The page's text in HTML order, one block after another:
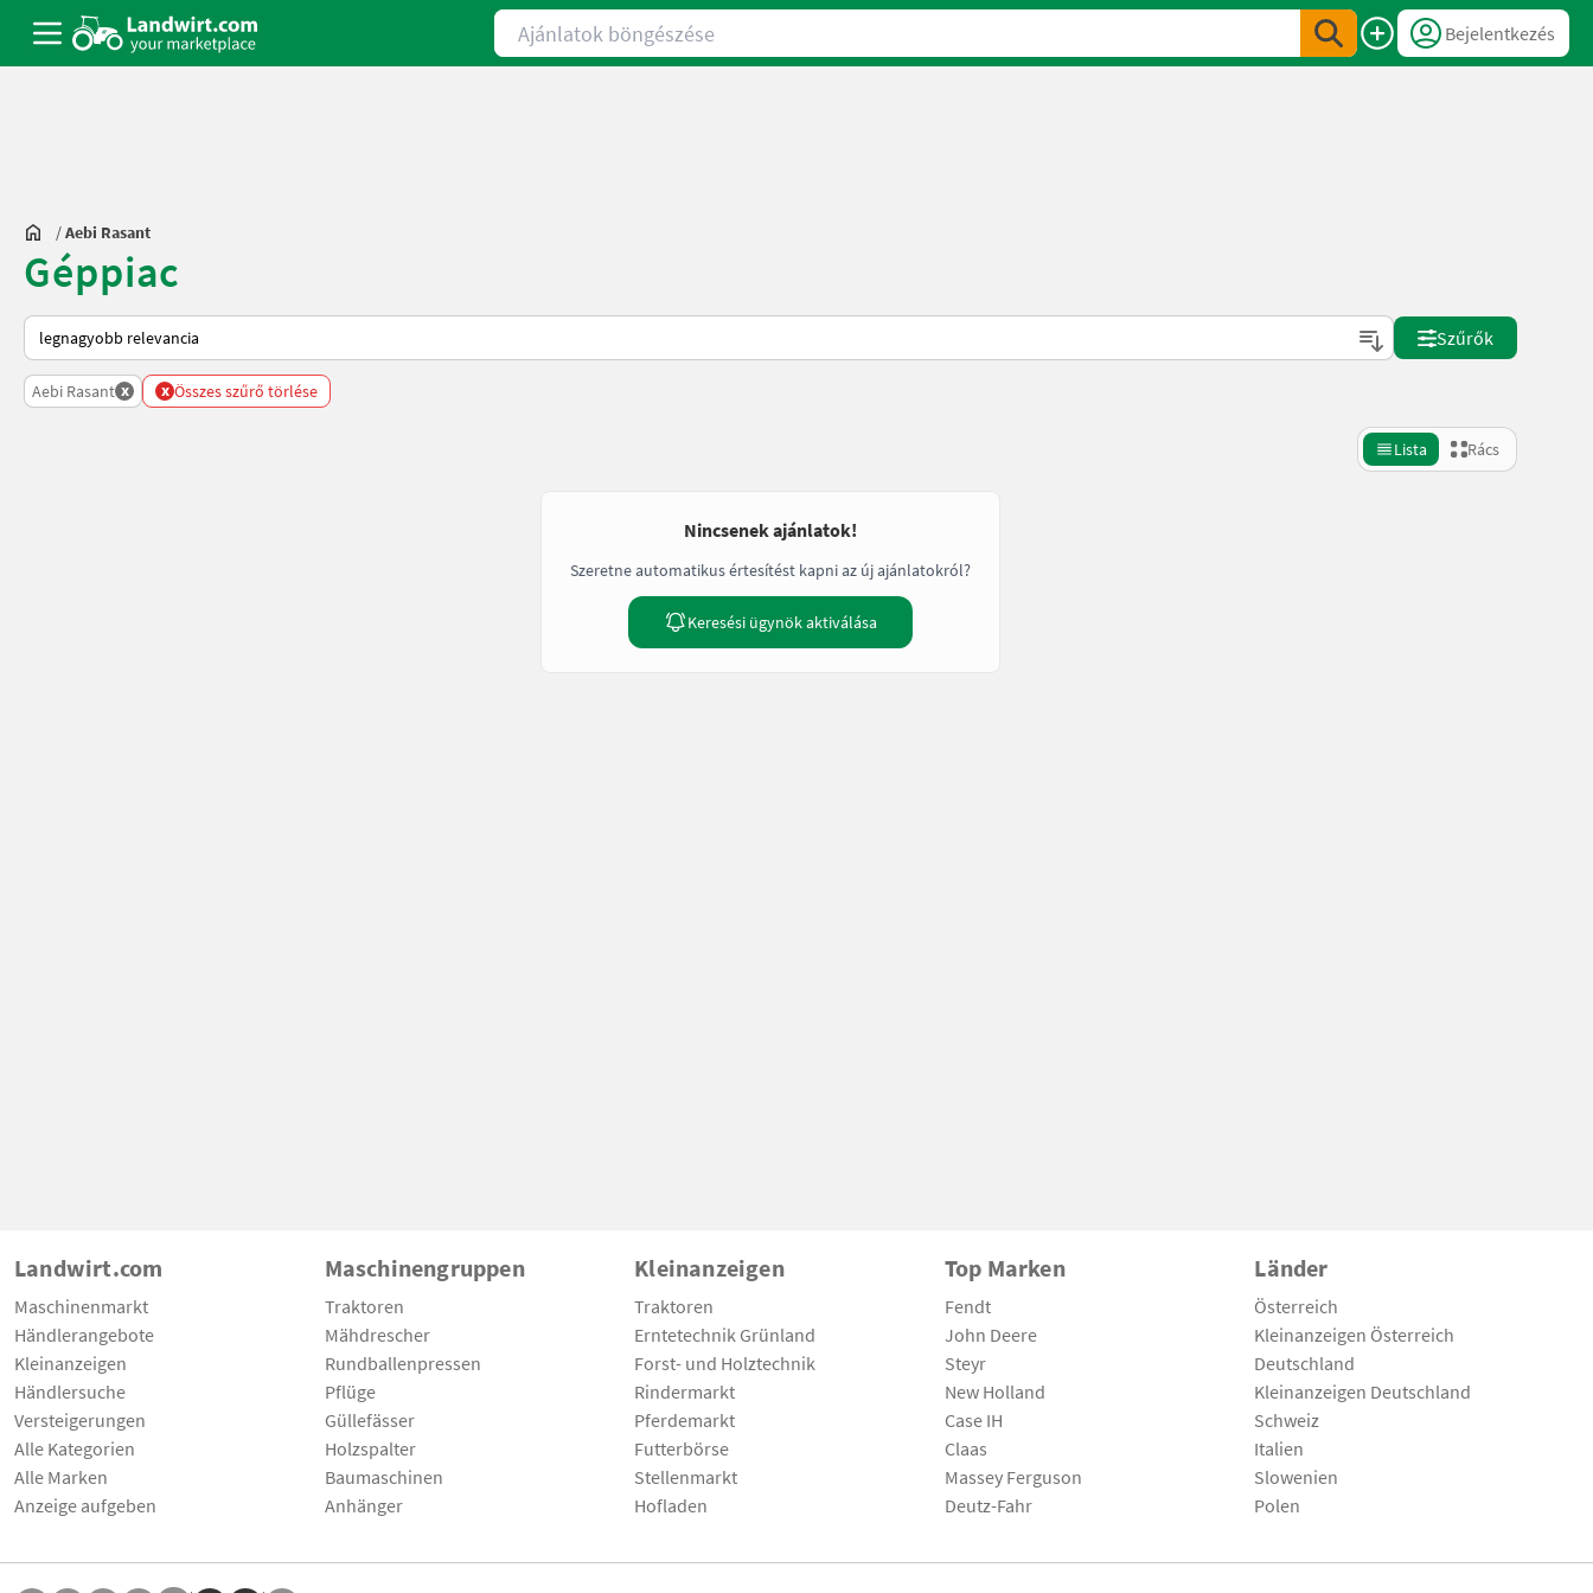
Ajánlatok böngészése
Bejelentkezés
/Aebi Rasant
Géppiac
Így van sorba rendezve a Landwirt.com-on
Szűrők
Aebi Rasant x x Összes szűrő törlése
Lista Rács
Nincsenek ajánlatok!
Szeretne automatikus értesítést kapni az új ajánlatokról?
Keresési ügynök aktiválása
Landwirt.com
Maschinenmarkt
Händlerangebote
Kleinanzeigen
Händlersuche
Versteigerungen
Alle Kategorien
Alle Marken
Anzeige aufgeben
Maschinengruppen
Traktoren
Mähdrescher
Rundballenpressen
Pflüge
Güllefässer
Holzspalter
Baumaschinen
Anhänger
Kleinanzeigen
Traktoren
Erntetechnik Grünland
Forst- und Holztechnik
Rindermarkt
Pferdemarkt
Futterbörse
Stellenmarkt
Hofladen
Top Marken
Fendt
John Deere
Steyr
New Holland
Case IH
Claas
Massey Ferguson
Deutz-Fahr
Länder
Österreich
Kleinanzeigen Österreich
Deutschland
Kleinanzeigen Deutschland
Schweiz
Italien
Slowenien
Polen